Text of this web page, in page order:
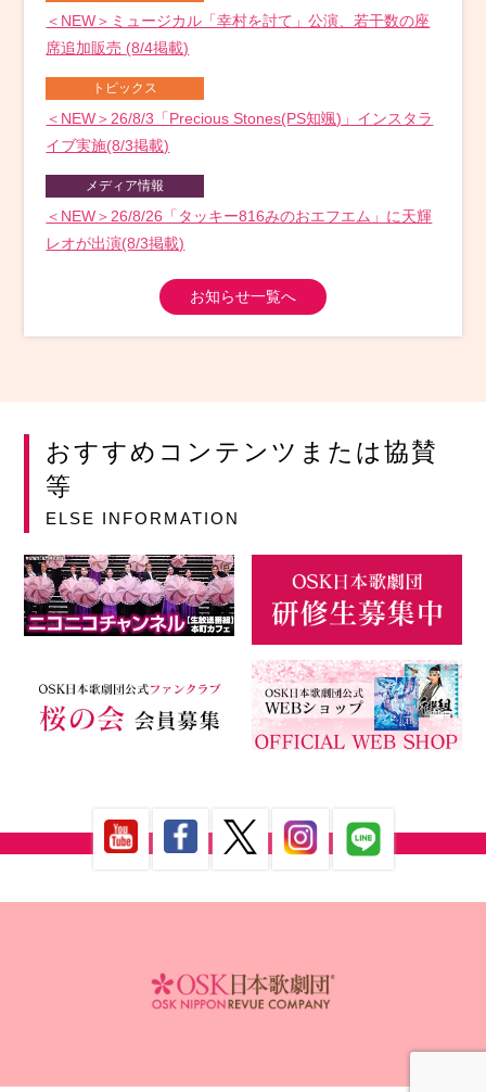
＜NEW＞ミュージカル「幸村を討て」公演、若干数の座
席追加販売 (8/4掲載)
トピックス
＜NEW＞26/8/3「Precious Stones(PS知颯)」インスタラ
イブ実施(8/3掲載)
メディア情報
＜NEW＞26/8/26「タッキー816みのおエフエム」に天輝
レオが出演(8/3掲載)
お知らせ一覧へ
おすすめコンテンツまたは協賛
等
ELSE INFORMATION